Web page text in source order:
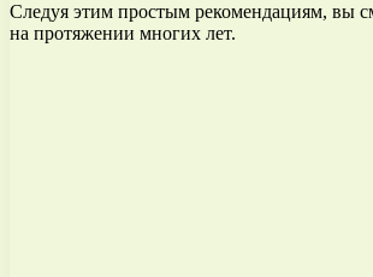
Следуя этим простым рекомендациям, вы
на протяжении многих лет.